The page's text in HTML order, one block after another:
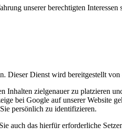
unserer berechtigten
Dieser Dienst wird bereitgestellt
zielgenauer zu platzieren
bei Google auf unserer
persönlich zu identifizieren.
auch das hierfür erforderliche